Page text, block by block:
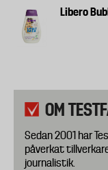
Libero
OM
Sedan 2001 har
påverkat
journalistik.